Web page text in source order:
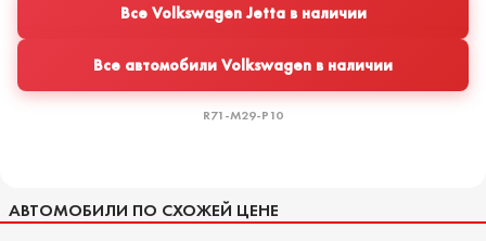
Все Volkswagen Jetta в наличии
Все автомобили Volkswagen в наличии
R71-M29-P10
АВТОМОБИЛИ ПО СХОЖЕЙ ЦЕНЕ